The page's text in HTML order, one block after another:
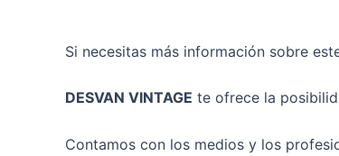
Si necesitas más información sobre
DESVAN VINTAGE te ofrece la
Contamos con los medios y los